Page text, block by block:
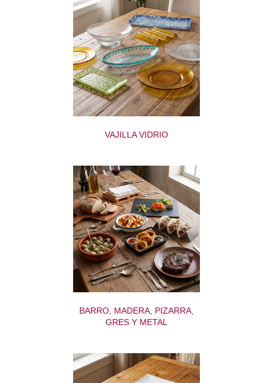
VAJILLA VIDRIO
BARRO, MADERA, PIZARRA,
GRES Y METAL